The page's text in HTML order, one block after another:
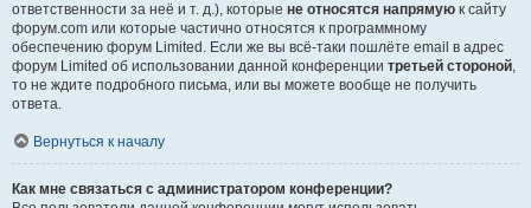
ответственности за неё и т. д.), которые не относятся напрямую к сайту
форум.com или которые частично относятся к программному
обеспечению форум Limited. Если же вы всё-таки пошлёте email в адрес
форум Limited об использовании данной конференции третьей стороной,
то не ждите подробного письма, или вы можете вообще не получить
ответа.
Вернуться к началу
Как мне связаться с администратором конференции?